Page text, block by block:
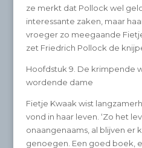
ze merkt dat Pollock wel
interessante zaken, maar
vroeger zo meegaande
zet Friedrich Pollock de
Hoofdstuk 9. De krimpende
wordende dame
Fietje Kwaak wist
vond in haar leven. ‘Zo het
onaangenaams, al blijven er
genoegen. Een goed boek,